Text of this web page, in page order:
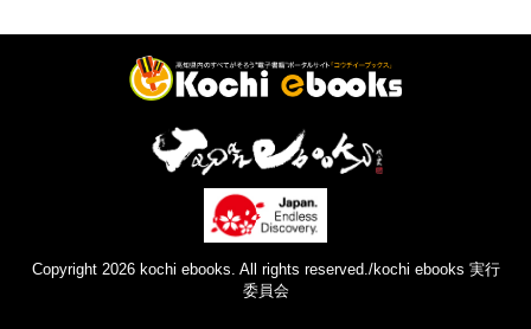
Copyright 2026 kochi ebooks. All rights reserved./kochi ebooks 実行
委員会